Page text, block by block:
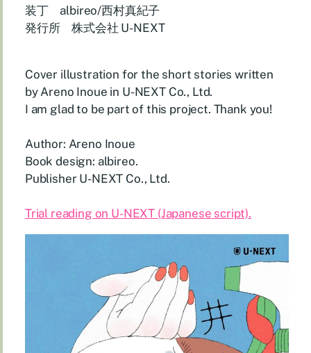
装丁 albireo/西村真紀子
発行所 株式会社 U-NEXT
Cover illustration for the short stories written
by Areno Inoue in U-NEXT Co., Ltd.
I am glad to be part of this project. Thank you!
Author: Areno Inoue
Book design: albireo.
Publisher U-NEXT Co., Ltd.
Trial reading on U-NEXT (Japanese script).